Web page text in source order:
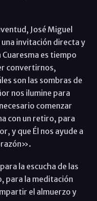
José Miguel
invitación directa y
es tiempo
convertirnos,
son las sombras de
nos ilumine para
comenzar
con un retiro, para
y que Él nos ayude a
la escucha de las
para la meditación
el almuerzo y